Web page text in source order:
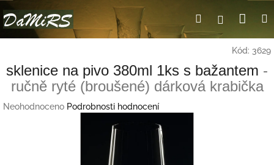
na
obsah
HledatPřihlášení
Kód: 3629
sklenice na pivo 380ml 1ks s bažantem -
ručně ryté (broušené) dárková krabička
Průměrné
Neohodnoceno Podrobnosti hodnocení